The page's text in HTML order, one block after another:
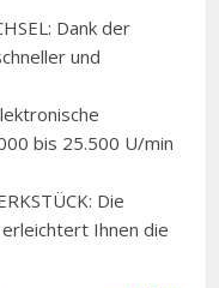
Dank der
und
bis 25.500 U/min
Die
Ihnen die